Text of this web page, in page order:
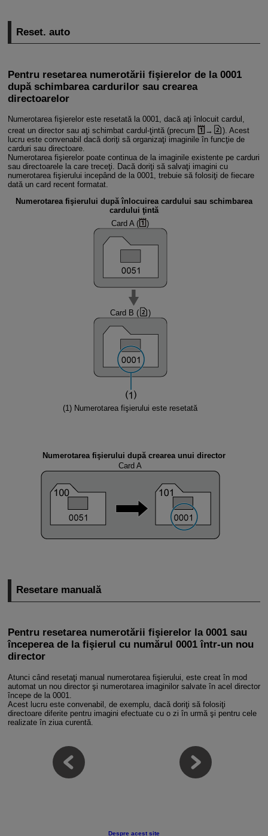
Reset. auto
Pentru resetarea numerotării fişierelor de la 0001
după schimbarea cardurilor sau crearea
directoarelor
Numerotarea fişierelor este resetată la 0001, dacă aţi înlocuit cardul,
creat un director sau aţi schimbat cardul-ţintă (precum
→
). Acest
lucru este convenabil dacă doriţi să organizaţi imaginile în funcţie de
carduri sau directoare.
Numerotarea fişierelor poate continua de la imaginile existente pe carduri
sau directoarele la care treceţi. Dacă doriţi să salvaţi imagini cu
numerotarea fişierului incepând de la 0001, trebuie să folosiţi de fiecare
dată un card recent formatat.
Numerotarea fişierului după înlocuirea cardului sau schimbarea
cardului ţintă
Card A (
)
Card B ( )
(1) Numerotarea fişierului este resetată
Numerotarea fişierului după crearea unui director
Card A
Resetare manuală
Pentru resetarea numerotării fişierelor la 0001 sau
începerea de la fişierul cu numărul 0001 într-un nou
director
Atunci când resetaţi manual numerotarea fişierului, este creat în mod
automat un nou director şi numerotarea imaginilor salvate în acel director
începe de la 0001.
Acest lucru este convenabil, de exemplu, dacă doriţi să folosiţi
directoare diferite pentru imagini efectuate cu o zi în urmă şi pentru cele
realizate în ziua curentă.
Despre acest site